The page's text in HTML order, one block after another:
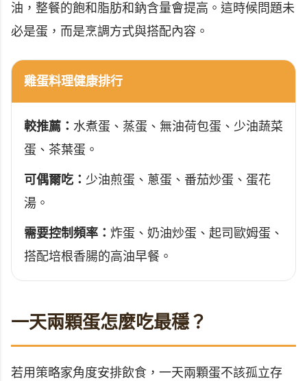
油，整餐的飽和脂肪和鈉含量會提高。這時候問題未
必是蛋，而是烹調方式與搭配內容。
雞蛋料理健康排行
較推薦： 水煮蛋、蒸蛋、無油荷包蛋、少油蔬菜
蛋、茶葉蛋。
可偶爾吃： 少油煎蛋、蔥蛋、番茄炒蛋、蛋花
湯。
需要控制頻率： 炸蛋、奶油炒蛋、起司歐姆蛋、
搭配培根香腸的高油早餐。
一天兩顆蛋怎麼吃最穩？
若用策略家角度安排飲食，一天兩顆蛋不該孤立存